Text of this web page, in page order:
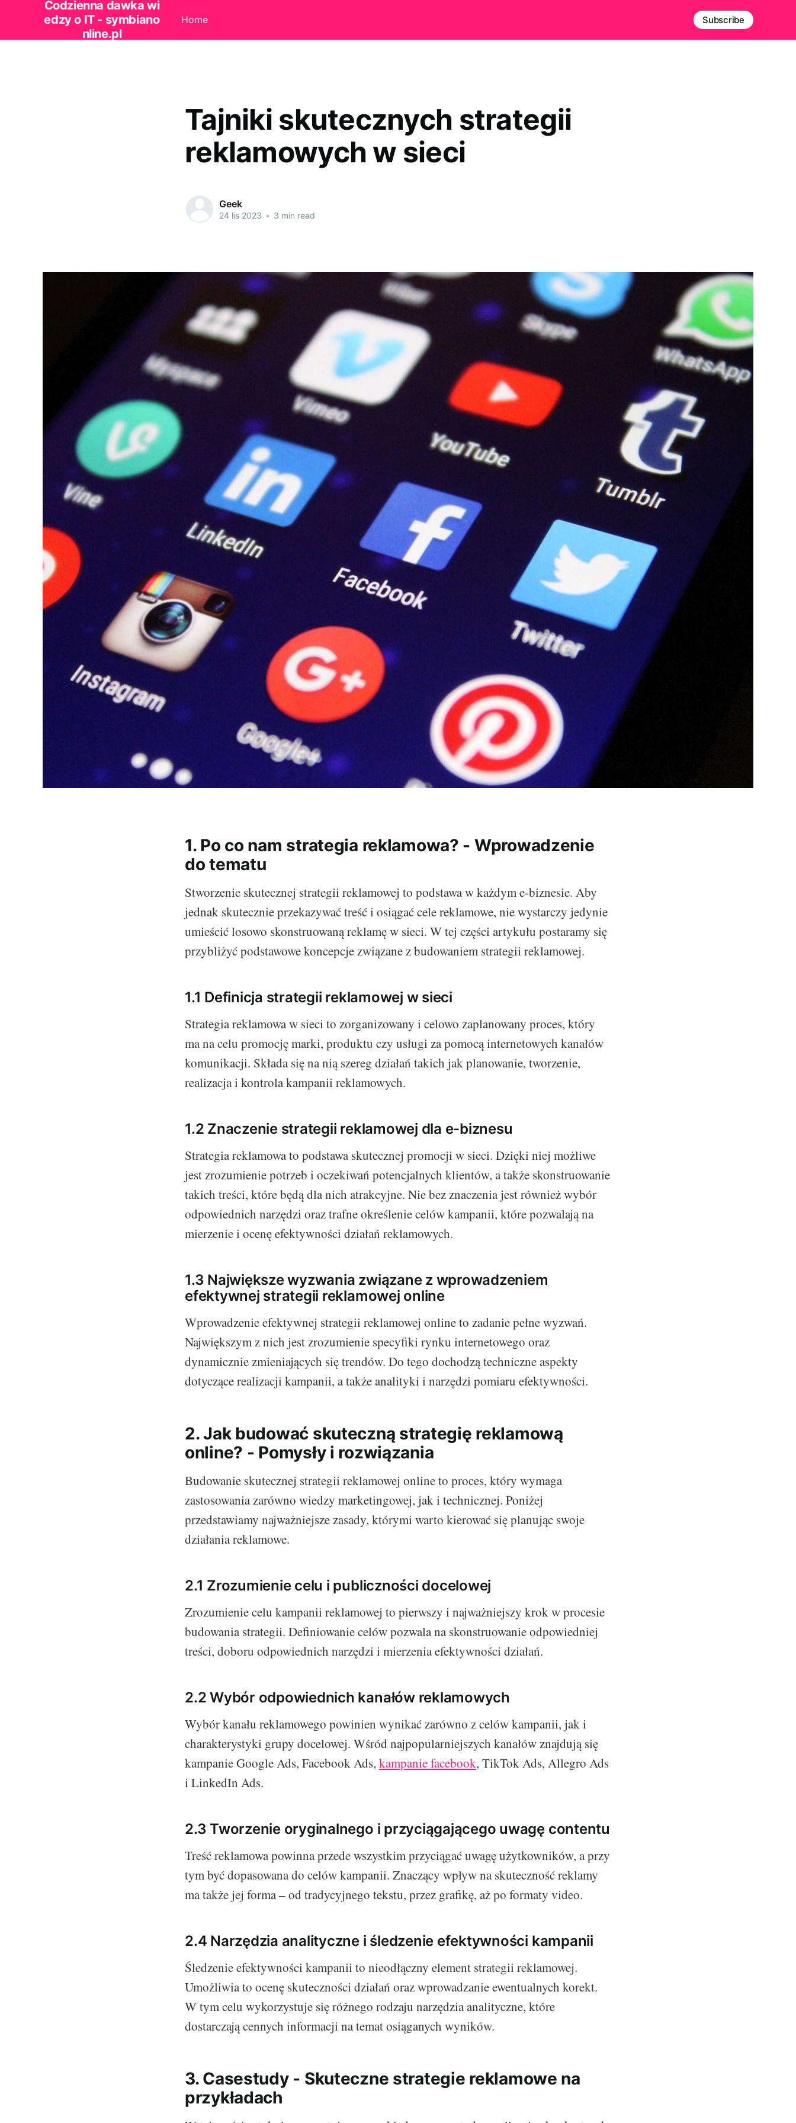
Codzienna dawka wi
edzy o IT - symbiano
nline.pl
Home Subscribe
Tajniki skutecznych strategii
reklamowych w sieci
Geek
24 lis 2023 • 3 min read
1. Po co nam strategia reklamowa? - Wprowadzenie
do tematu
Stworzenie skutecznej strategii reklamowej to podstawa w każdym e-biznesie. Aby
jednak skutecznie przekazywać treść i osiągać cele reklamowe, nie wystarczy jedynie
umieścić losowo skonstruowaną reklamę w sieci. W tej części artykułu postaramy się
przybliżyć podstawowe koncepcje związane z budowaniem strategii reklamowej.
1.1 Definicja strategii reklamowej w sieci
Strategia reklamowa w sieci to zorganizowany i celowo zaplanowany proces, który
ma na celu promocję marki, produktu czy usługi za pomocą internetowych kanałów
komunikacji. Składa się na nią szereg działań takich jak planowanie, tworzenie,
realizacja i kontrola kampanii reklamowych.
1.2 Znaczenie strategii reklamowej dla e-biznesu
Strategia reklamowa to podstawa skutecznej promocji w sieci. Dzięki niej możliwe
jest zrozumienie potrzeb i oczekiwań potencjalnych klientów, a także skonstruowanie
takich treści, które będą dla nich atrakcyjne. Nie bez znaczenia jest również wybór
odpowiednich narzędzi oraz trafne określenie celów kampanii, które pozwalają na
mierzenie i ocenę efektywności działań reklamowych.
1.3 Największe wyzwania związane z wprowadzeniem
efektywnej strategii reklamowej online
Wprowadzenie efektywnej strategii reklamowej online to zadanie pełne wyzwań.
Największym z nich jest zrozumienie specyfiki rynku internetowego oraz
dynamicznie zmieniających się trendów. Do tego dochodzą techniczne aspekty
dotyczące realizacji kampanii, a także analityki i narzędzi pomiaru efektywności.
2. Jak budować skuteczną strategię reklamową
online? - Pomysły i rozwiązania
Budowanie skutecznej strategii reklamowej online to proces, który wymaga
zastosowania zarówno wiedzy marketingowej, jak i technicznej. Poniżej
przedstawiamy najważniejsze zasady, którymi warto kierować się planując swoje
działania reklamowe.
2.1 Zrozumienie celu i publiczności docelowej
Zrozumienie celu kampanii reklamowej to pierwszy i najważniejszy krok w procesie
budowania strategii. Definiowanie celów pozwala na skonstruowanie odpowiedniej
treści, doboru odpowiednich narzędzi i mierzenia efektywności działań.
2.2 Wybór odpowiednich kanałów reklamowych
Wybór kanału reklamowego powinien wynikać zarówno z celów kampanii, jak i
charakterystyki grupy docelowej. Wśród najpopularniejszych kanałów znajdują się
kampanie Google Ads, Facebook Ads, kampanie facebook, TikTok Ads, Allegro Ads
i LinkedIn Ads.
2.3 Tworzenie oryginalnego i przyciągającego uwagę contentu
Treść reklamowa powinna przede wszystkim przyciągać uwagę użytkowników, a przy
tym być dopasowana do celów kampanii. Znaczący wpływ na skuteczność reklamy
ma także jej forma – od tradycyjnego tekstu, przez grafikę, aż po formaty video.
2.4 Narzędzia analityczne i śledzenie efektywności kampanii
Śledzenie efektywności kampanii to nieodłączny element strategii reklamowej.
Umożliwia to ocenę skuteczności działań oraz wprowadzanie ewentualnych korekt.
W tym celu wykorzystuje się różnego rodzaju narzędzia analityczne, które
dostarczają cennych informacji na temat osiąganych wyników.
3. Casestudy - Skuteczne strategie reklamowe na
przykładach